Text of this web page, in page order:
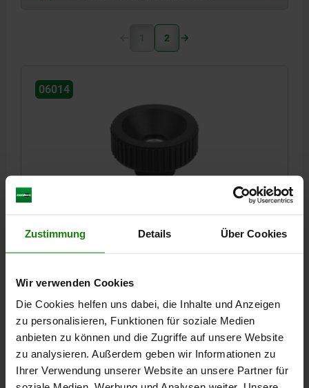
Zustimmung Details Über Cookies
Wir verwenden Cookies
Die Cookies helfen uns dabei, die Inhalte und Anzeigen
zu personalisieren, Funktionen für soziale Medien
anbieten zu können und die Zugriffe auf unsere Website
zu analysieren. Außerdem geben wir Informationen zu
Ihrer Verwendung unserer Website an unsere Partner für
1 2
06014
KOMP:AUTOM.STAHL BLAU-PASSIVIERT
zzgl. MwSt.
zzgl. Versandkosten
DETAILS